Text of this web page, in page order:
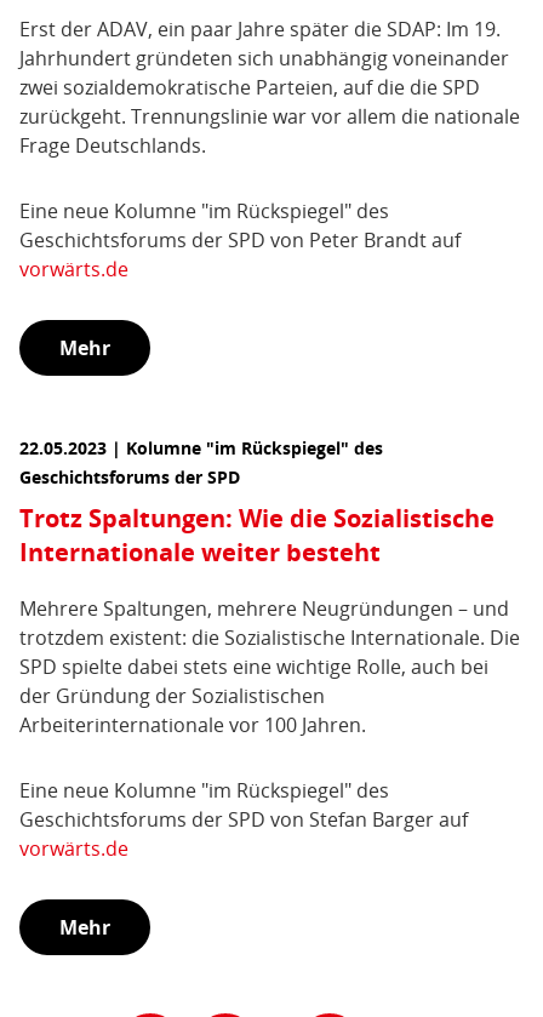
Erst der ADAV, ein paar Jahre später die SDAP: Im 19.
Jahrhundert gründeten sich unabhängig voneinander
zwei sozialdemokratische Parteien, auf die die SPD
zurückgeht. Trennungslinie war vor allem die nationale
Frage Deutschlands.
Eine neue Kolumne "im Rückspiegel" des
Geschichtsforums der SPD von Peter Brandt auf
vorwärts.de
Mehr
22.05.2023 | Kolumne "im Rückspiegel" des
Geschichtsforums der SPD
Trotz Spaltungen: Wie die Sozialistische
Internationale weiter besteht
Mehrere Spaltungen, mehrere Neugründungen – und
trotzdem existent: die Sozialistische Internationale. Die
SPD spielte dabei stets eine wichtige Rolle, auch bei
der Gründung der Sozialistischen
Arbeiterinternationale vor 100 Jahren.
Eine neue Kolumne "im Rückspiegel" des
Geschichtsforums der SPD von Stefan Barger auf
vorwärts.de
Mehr